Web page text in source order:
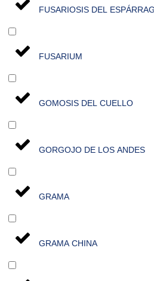
FUSARIOSIS DEL
FUSARIUM
GOMOSIS DEL CUELLO
GORGOJO DE LOS ANDES
GRAMA
GRAMA CHINA